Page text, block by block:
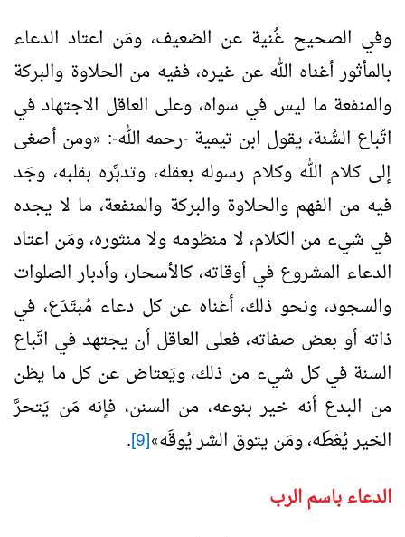
وفي الصحيح غُنية عن الضعيف، ومَن اعتاد الدعاء
بالمأثور أغناه الله عن غيره، ففيه من الحلاوة والبركة
والمنفعة ما ليس في سواه، وعلى العاقل الاجتهاد في
اتّباع السُّنة، يقول ابن تيمية -رحمه الله-: «ومن أصغى
إلى كلام الله وكلام رسوله بعقله، وتدبَّره بقلبه، وجَد
فيه من الفهم والحلاوة والبركة والمنفعة، ما لا يجده
في شيء من الكلام، لا منظومه ولا منثوره، ومَن اعتاد
الدعاء المشروع في أوقاته، كالأسحار، وأدبار الصلوات
والسجود، ونحو ذلك، أغناه عن كل دعاء مُبتَدَع، في
ذاته أو بعض صفاته، فعلى العاقل أن يجتهد في اتّباع
السنة في كل شيء من ذلك، ويَعتاض عن كل ما يظن
من البدع أنه خير بنوعه، من السنن، فإنه مَن يَتحرَّ
الخير يُعْطَه، ومَن يتوق الشر يُوقَه»
[9]
.
الدعاء باسم الرب